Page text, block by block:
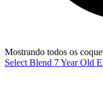
Mostrando todos os
Select Blend 7 Year Old